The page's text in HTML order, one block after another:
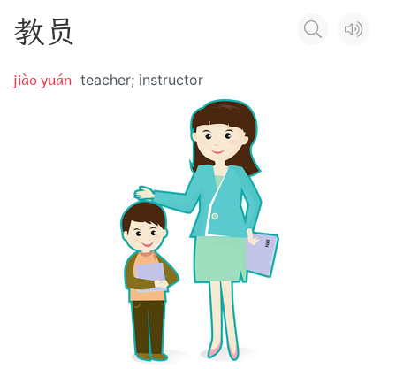
教 员
jiào yuán teacher; instructor